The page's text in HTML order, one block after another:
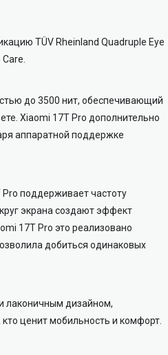
TÜV Rheinland Quadruple Eye
до 3500 нит, обеспечивающий
Xiaomi 17T Pro дополнительно
аппаратной поддержке
поддерживает частоту
экрана создают эффект
17T Pro это реализовано
добиться одинаковых
лаконичным дизайном,
ценит мобильность и комфорт.